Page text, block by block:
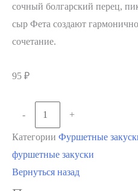
сочный болгарский перец,
сыр Фета создают
сочетание.
95 ₽
-
Количество
товара
Греческая
шпажка
+
Категории Фуршетные
фуршетные закуски
Вернуться назад